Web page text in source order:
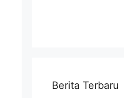
Berita Terbaru